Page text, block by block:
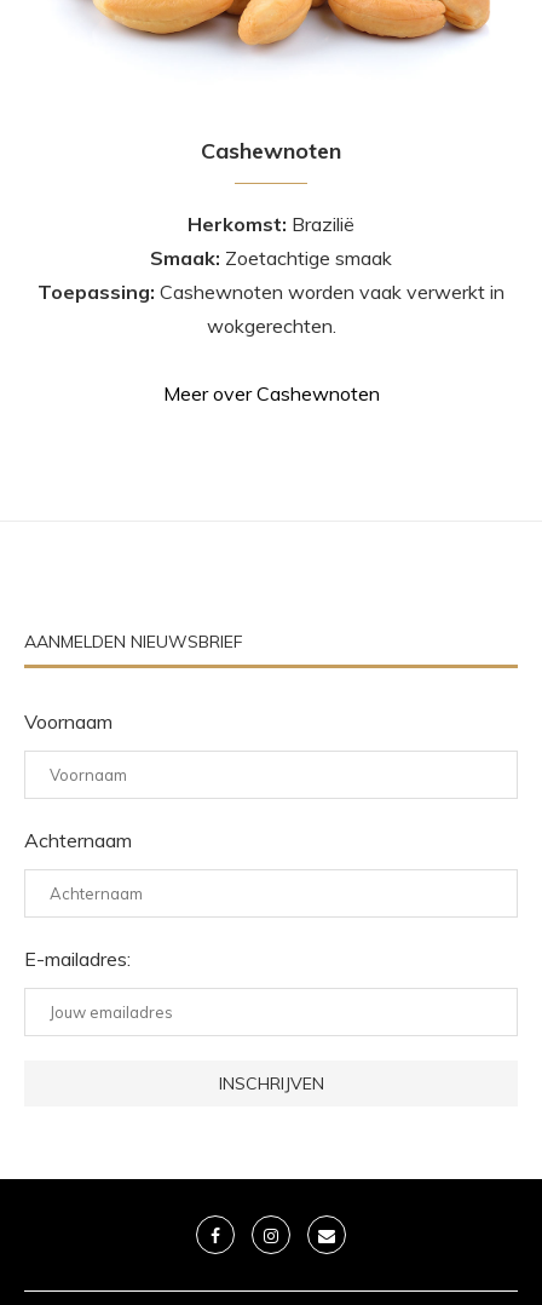
Cashewnoten
Herkomst: Brazilië
Smaak: Zoetachtige smaak
Toepassing: Cashewnoten worden vaak verwerkt in
wokgerechten.
Meer over Cashewnoten
AANMELDEN NIEUWSBRIEF
Voornaam
Achternaam
E-mailadres: